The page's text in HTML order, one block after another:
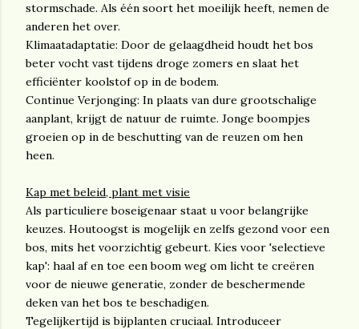
stormschade. Als één soort het moeilijk heeft, nemen de
anderen het over.
Klimaatadaptatie: Door de gelaagdheid houdt het bos
beter vocht vast tijdens droge zomers en slaat het
efficiënter koolstof op in de bodem.
Continue Verjonging: In plaats van dure grootschalige
aanplant, krijgt de natuur de ruimte. Jonge boompjes
groeien op in de beschutting van de reuzen om hen
heen.
Kap met beleid, plant met visie
Als particuliere boseigenaar staat u voor belangrijke
keuzes. Houtoogst is mogelijk en zelfs gezond voor een
bos, mits het voorzichtig gebeurt. Kies voor 'selectieve
kap': haal af en toe een boom weg om licht te creëren
voor de nieuwe generatie, zonder de beschermende
deken van het bos te beschadigen.
Tegelijkertijd is bijplanten cruciaal. Introduceer